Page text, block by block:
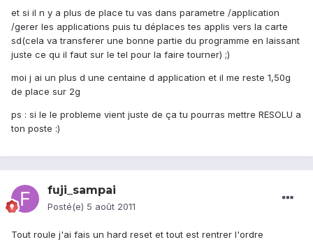
et si il n y a plus de place tu vas dans parametre /application
/gerer les applications puis tu déplaces tes applis vers la carte
sd(cela va transferer une bonne partie du programme en laissant
juste ce qu il faut sur le tel pour la faire tourner) ;)
moi j ai un plus d une centaine d application et il me reste 1,50g
de place sur 2g
ps : si le le probleme vient juste de ça tu pourras mettre RESOLU a
ton poste :)
fuji_sampai
Posté(e) 5 août 2011
Tout roule j'ai fais un hard reset et tout est rentrer l'ordre